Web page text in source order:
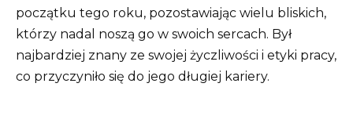
początku tego roku, pozostawiając wielu bliskich,
którzy nadal noszą go w swoich sercach. Był
najbardziej znany ze swojej życzliwości i etyki pracy,
co przyczyniło się do jego długiej kariery.